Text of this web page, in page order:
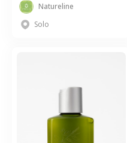
Natureline
Solo